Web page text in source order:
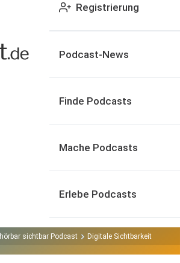
Registrierung
Podcast-News
Finde Podcasts
Mache Podcasts
Erlebe Podcasts
hörbar sichtbar Podcast Digitale Sichtbarkeit als